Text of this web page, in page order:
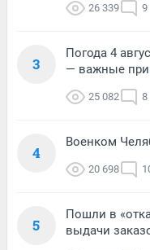
26 339 9
3
Погода 4
— важные
25 082 8
4
Военком
20 698
5
Пошли в
выдачи